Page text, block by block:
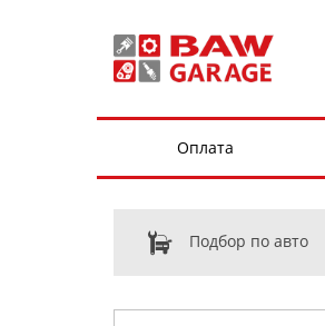
Оплата
Подбор по авто